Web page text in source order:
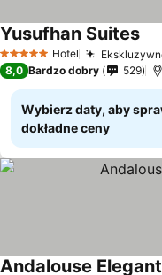
5 KategoriaHotel
Yusufhan Suites
8,0 Bardzo dobry 529
Wybierz daty, aby
dokładne ceny
Andalouse